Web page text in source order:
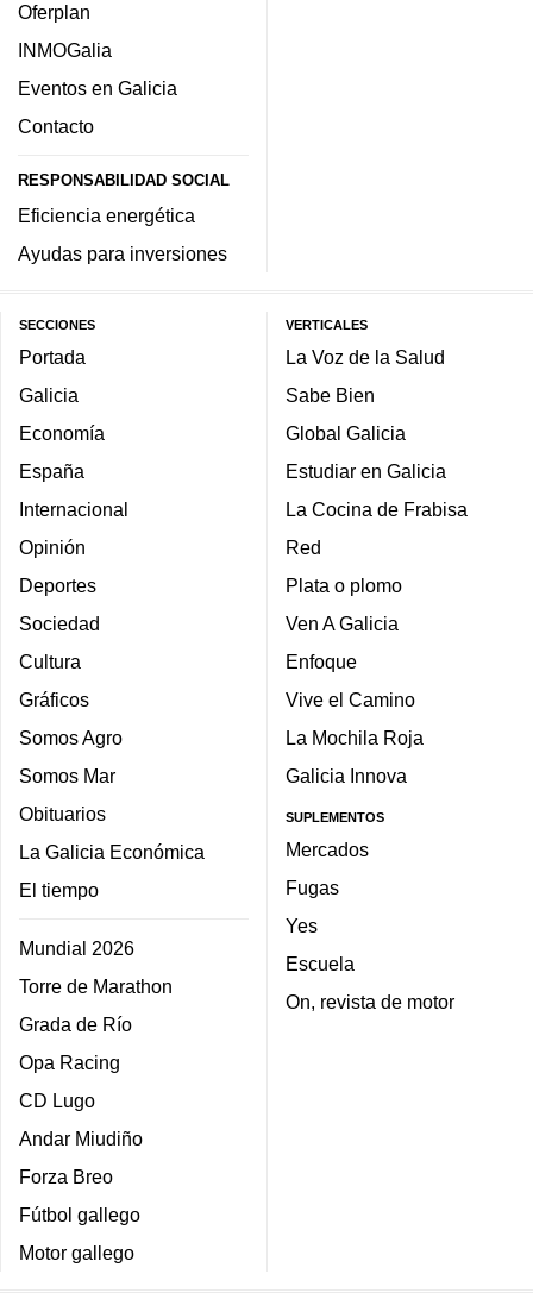
Oferplan
INMOGalia
Eventos en Galicia
Contacto
RESPONSABILIDAD SOCIAL
Eficiencia energética
Ayudas para inversiones
SECCIONES
Portada
Galicia
Economía
España
Internacional
Opinión
Deportes
Sociedad
Cultura
Gráficos
Somos Agro
Somos Mar
Obituarios
La Galicia Económica
El tiempo
Mundial 2026
Torre de Marathon
Grada de Río
Opa Racing
CD Lugo
Andar Miudiño
Forza Breo
Fútbol gallego
Motor gallego
VERTICALES
La Voz de la Salud
Sabe Bien
Global Galicia
Estudiar en Galicia
La Cocina de Frabisa
Red
Plata o plomo
Ven A Galicia
Enfoque
Vive el Camino
La Mochila Roja
Galicia Innova
SUPLEMENTOS
Mercados
Fugas
Yes
Escuela
On, revista de motor